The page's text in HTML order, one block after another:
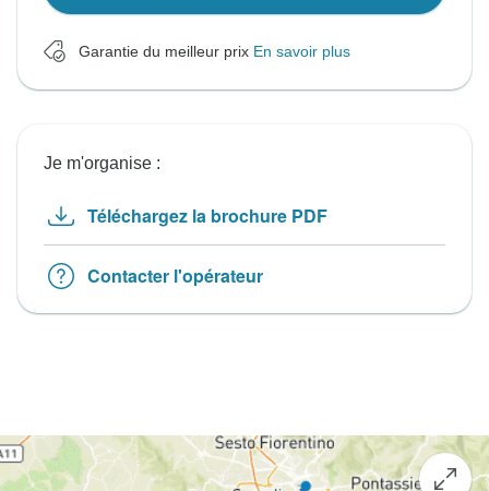
Garantie du meilleur prix En savoir plus
Je m'organise :
Téléchargez la brochure PDF
Contacter l'opérateur